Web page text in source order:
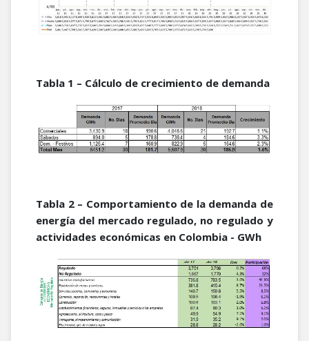
Tabla 1 – Cálculo de crecimiento de demanda
Tabla 2 – Comportamiento de la demanda de
energía del mercado regulado, no regulado y
actividades económicas en Colombia - GWh